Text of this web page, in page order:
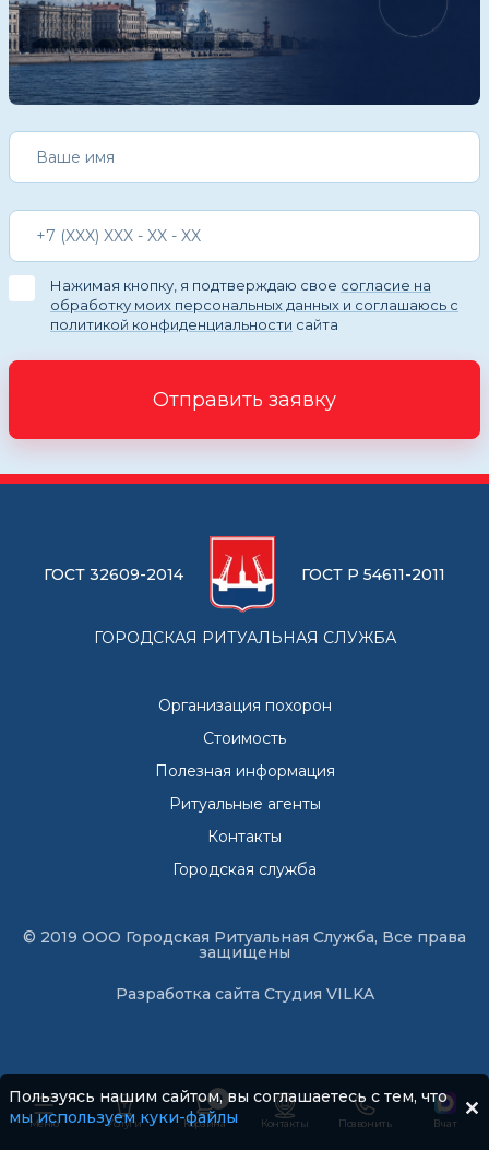
Нажимая кнопку, я подтверждаю свое согласие на
обработку моих персональных данных и соглашаюсь с
политикой конфиденциальности сайта
Отправить заявку
ГОСТ 32609-2014 ГОСТ Р 54611-2011
ГОРОДСКАЯ РИТУАЛЬНАЯ СЛУЖБА
Организация похорон
Стоимость
Полезная информация
Ритуальные агенты
Контакты
Городская служба
© 2019 ООО Городская Ритуальная Служба, Все права
защищены
Разработка сайта Студия VILKA
Меню Услуги
0
Корзина Контакты Позвонить В чат
Пользуясь нашим сайтом, вы соглашаетесь с тем, что
мы используем куки-файлы